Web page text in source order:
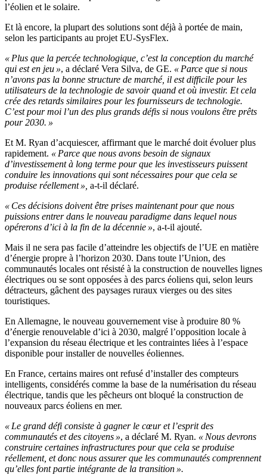
l’éolien et le solaire.
Et là encore, la plupart des solutions sont déjà à portée de main,
selon les participants au projet EU-SysFlex.
« Plus que la percée technologique, c’est la conception du marché
qui est en jeu », a déclaré Vera Silva, de GE. « Parce que si nous
n’avons pas la bonne structure de marché, il est difficile pour les
utilisateurs de la technologie de savoir quand et où investir. Et cela
crée des retards similaires pour les fournisseurs de technologie.
C’est pour moi l’un des plus grands défis si nous voulons être prêts
pour 2030. »
Et M. Ryan d’acquiescer, affirmant que le marché doit évoluer plus
rapidement. « Parce que nous avons besoin de signaux
d’investissement à long terme pour que les investisseurs puissent
conduire les innovations qui sont nécessaires pour que cela se
produise réellement », a-t-il déclaré.
« Ces décisions doivent être prises maintenant pour que nous
puissions entrer dans le nouveau paradigme dans lequel nous
opérerons d’ici à la fin de la décennie », a-t-il ajouté.
Mais il ne sera pas facile d’atteindre les objectifs de l’UE en matière
d’énergie propre à l’horizon 2030. Dans toute l’Union, des
communautés locales ont résisté à la construction de nouvelles lignes
électriques ou se sont opposées à des parcs éoliens qui, selon leurs
détracteurs, gâchent des paysages ruraux vierges ou des sites
touristiques.
En Allemagne, le nouveau gouvernement vise à produire 80 %
d’énergie renouvelable d’ici à 2030, malgré l’opposition locale à
l’expansion du réseau électrique et les contraintes liées à l’espace
disponible pour installer de nouvelles éoliennes.
En France, certains maires ont refusé d’installer des compteurs
intelligents, considérés comme la base de la numérisation du réseau
électrique, tandis que les pêcheurs ont bloqué la construction de
nouveaux parcs éoliens en mer.
« Le grand défi consiste à gagner le cœur et l’esprit des
communautés et des citoyens », a déclaré M. Ryan. « Nous devrons
construire certaines infrastructures pour que cela se produise
réellement, et donc nous assurer que les communautés comprennent
qu’elles font partie intégrante de la transition ».